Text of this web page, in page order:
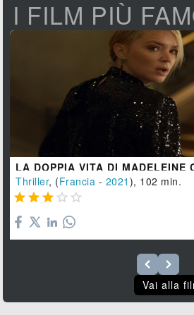
I FILM PIÙ
LA DOPPIA VITA DI MADELEINE
Thriller, (Francia - 2021 ), 102 min.
    
Vai alla